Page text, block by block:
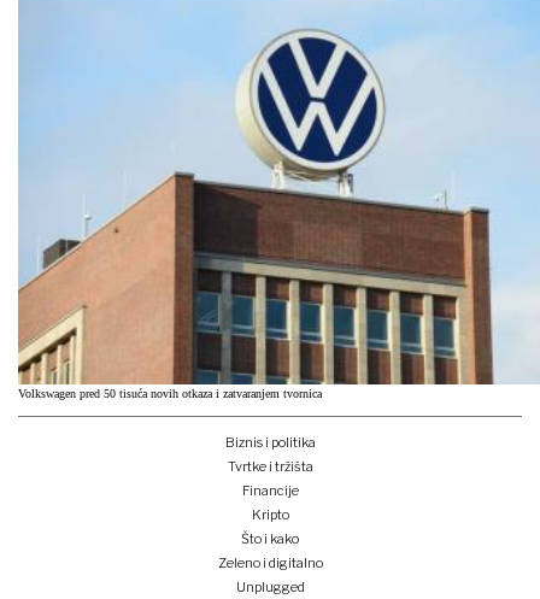
Volkswagen pred 50 tisuća novih otkaza i zatvaranjem tvornica
Biznis i politika
Tvrtke i tržišta
Financije
Kripto
Što i kako
Zeleno i digitalno
Unplugged